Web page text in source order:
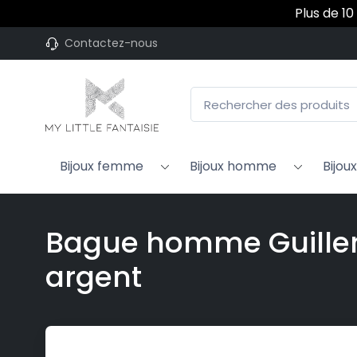
Plus de
Contactez-nous
Bijoux femme Bijoux homme
Bague homme
argent